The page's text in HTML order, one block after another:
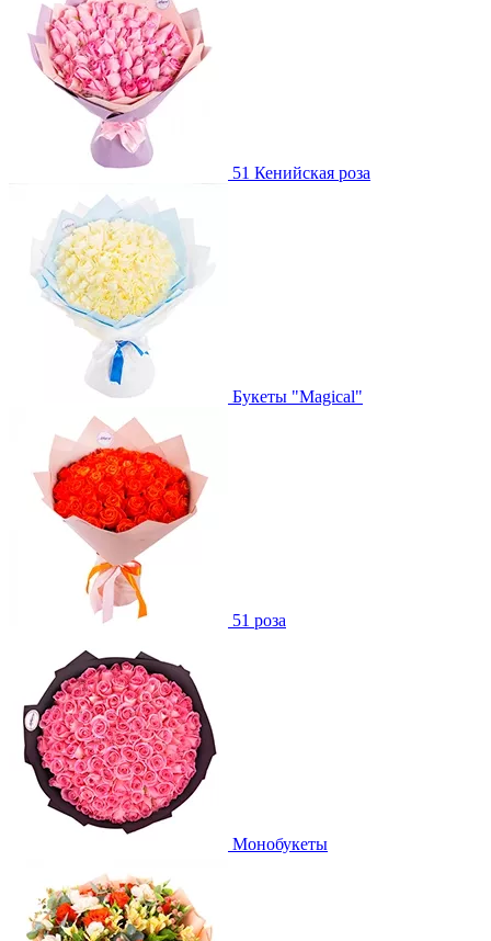
51 Кенийская роза
Букеты "Magical"
51 роза
Монобукеты